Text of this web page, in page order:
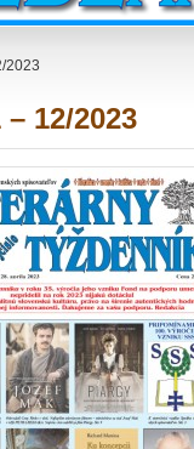
2023
12/2023